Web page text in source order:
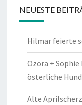
NEUESTE
Hilmar feierte
Ozora +
österliche
Alte